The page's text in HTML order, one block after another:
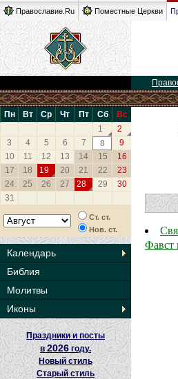
Православие.Ru Поместные Церкви
Пн Вт Ср Чт Пт Сб
Вс
1
2
3
4 5 6 7 8
9
10
11 12 13 14 15
16
17
18 19 20 21 22
23
24
25 26 27 28 29
30
31
Ст. ст.
Нов. ст.
Календарь
Библия
Молитвы
Иконы
Праздники и посты
в2026 году.
Новый стиль
Старый стиль
Фавст